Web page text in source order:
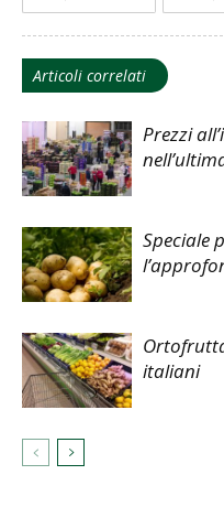
Articoli correlati
Prezzi
Speciale
italiani